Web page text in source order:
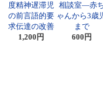
度精神遅滞児
の前言語的要
求伝達の改善
1,200円
相談室―赤
ゃんから3歳
まで
600円